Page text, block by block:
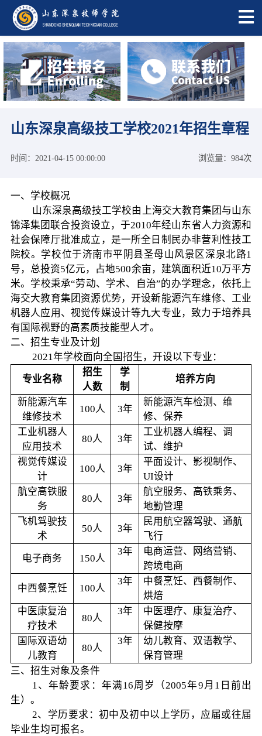
山东深泉高级技工学校2021年招生章程
时间：2021-04-15 00:00:00 浏览量：984次
一、学校概况
山东深泉高级技工学校由上海交大教育集团与山东
锦泽集团联合投资设立，于2010年经山东省人力资源和
社会保障厅批准成立，是一所全日制民办非营利性技工
院校。学校位于济南市平阴县圣母山风景区深泉北路1
号，总投资5亿元，占地500余亩，建筑面积近10万平方
米。学校秉承“劳动、学术、自治”的办学理念，依托上
海交大教育集团资源优势，开设新能源汽车维修、工业
机器人应用、视觉传媒设计等九大专业，致力于培养具
有国际视野的高素质技能型人才。
二、招生专业及计划
2021年学校面向全国招生，开设以下专业：
专业名称
招生
人数
学
制
培养方向
新能源汽车
维修技术
100人 3年
新能源汽车检测、维
修、保养
工业机器人
应用技术
80人 3年
工业机器人编程、调
试、维护
视觉传媒设
计
100人 3年
平面设计、影视制作、
UI设计
航空高铁服
务
80人 3年
航空服务、高铁乘务、
地勤管理
飞机驾驶技
术
50人 3年
民用航空器驾驶、通航
飞行
电子商务
150人
3年
电商运营、网络营销、
跨境电商
中西餐烹饪
100人
3年
中餐烹饪、西餐制作、
烘焙
中医康复治
疗技术
80人
3年
中医理疗、康复治疗、
保健按摩
国际双语幼
儿教育
80人
3年
幼儿教育、双语教学、
保育管理
三、招生对象及条件
1、年龄要求：年满16周岁（2005年9月1日前出
生）。
2、学历要求：初中及初中以上学历，应届或往届
毕业生均可报名。